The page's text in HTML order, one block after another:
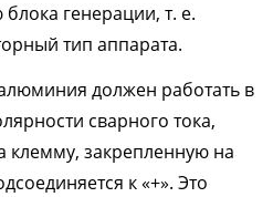
генерации, т. е.
тип аппарата.
должен работать в
сварного тока,
клемму, закрепленную на
к «+». Это